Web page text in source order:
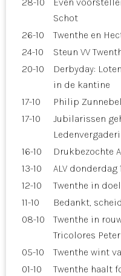
28-10
Even
Schot
26-10
Twenthe en
24-10
Steun VV
20-10
Derbyday:
in de kantine
17-10
Philip
17-10
Jubilarissen
16-10
Drukbezochte
13-10
ALV
12-10
Twenthe in
11-10
Bedankt,
08-10
Twenthe in
Tricolores
05-10
Twenthe wint
01-10
Twenthe haalt